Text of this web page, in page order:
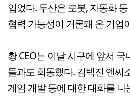
입었다. 두산은 로봇, 자동화
협력 가능성이 거론돼 온 기업
황 CEO는 이날 시구에 앞서
들과도 회동했다. 김택진 엔씨
게임 개발 등에 대한 대화를